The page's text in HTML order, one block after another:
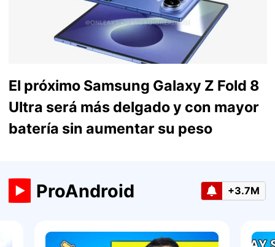
El próximo Samsung Galaxy Z Fold 8
Ultra será más delgado y con mayor
batería sin aumentar su peso
ProAndroid +3.7M